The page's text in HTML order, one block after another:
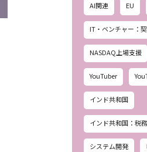
AI関連 EU
IT・ベンチャー：
NASDAQ上場支援
YouTuber
インド共和国
インド共和国：税
システム開発